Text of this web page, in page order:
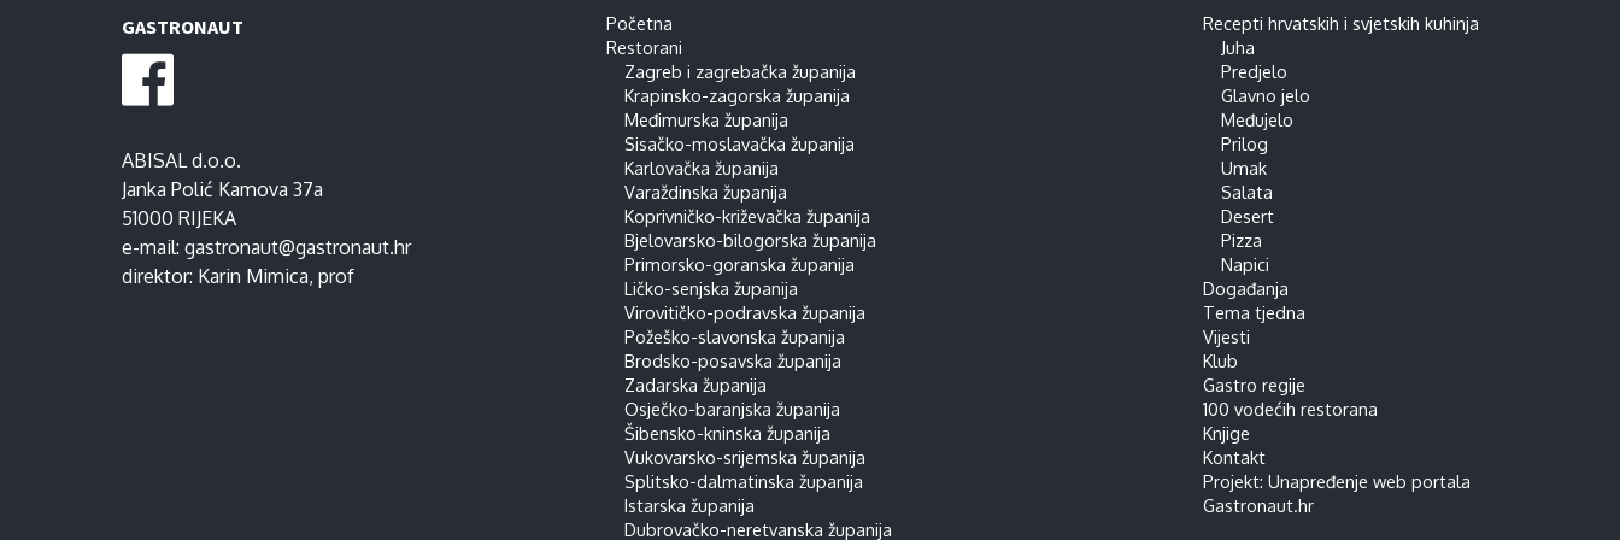
GASTRONAUT
ABISAL d.o.o.
Janka Polić Kamova 37a
51000 RIJEKA
e-mail: gastronaut@gastronaut.hr
direktor: Karin Mimica, prof
Početna
Restorani
Zagreb i zagrebačka županija
Krapinsko-zagorska županija
Međimurska županija
Sisačko-moslavačka županija
Karlovačka županija
Varaždinska županija
Koprivničko-križevačka županija
Bjelovarsko-bilogorska županija
Primorsko-goranska županija
Ličko-senjska županija
Virovitičko-podravska županija
Požeško-slavonska županija
Brodsko-posavska županija
Zadarska županija
Osječko-baranjska županija
Šibensko-kninska županija
Vukovarsko-srijemska županija
Splitsko-dalmatinska županija
Istarska županija
Dubrovačko-neretvanska županija
Recepti hrvatskih i svjetskih kuhinja
Juha
Predjelo
Glavno jelo
Međujelo
Prilog
Umak
Salata
Desert
Pizza
Napici
Događanja
Tema tjedna
Vijesti
Klub
Gastro regije
100 vodećih restorana
Knjige
Kontakt
Projekt: Unapređenje web portala
Gastronaut.hr